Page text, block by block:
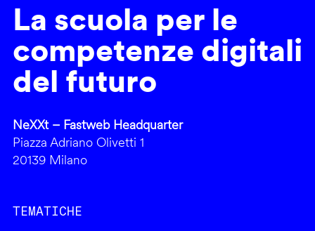
La scuola per le
competenze digitali
del futuro
NeXXt – Fastweb Headquarter
Piazza Adriano Olivetti 1
20139 Milano
TEMATICHE